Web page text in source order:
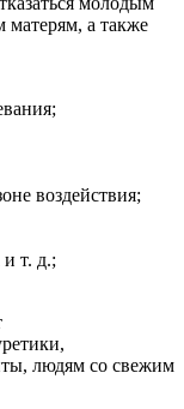
а также
воздействия;
т. д.;
людям со свежим